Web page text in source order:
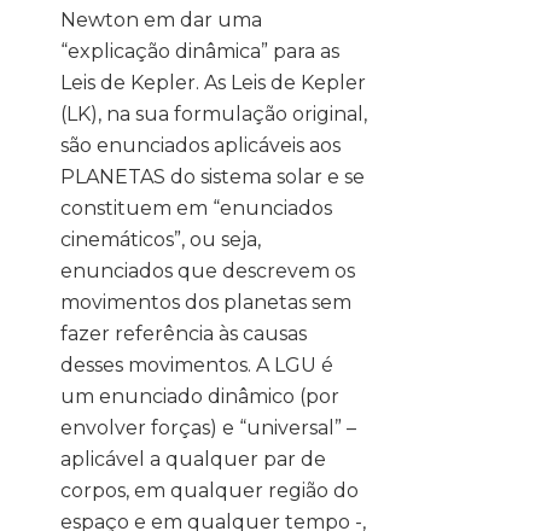
Newton em dar uma
“explicação dinâmica” para as
Leis de Kepler. As Leis de Kepler
(LK), na sua formulação original,
são enunciados aplicáveis aos
PLANETAS do sistema solar e se
constituem em “enunciados
cinemáticos”, ou seja,
enunciados que descrevem os
movimentos dos planetas sem
fazer referência às causas
desses movimentos. A LGU é
um enunciado dinâmico (por
envolver forças) e “universal” –
aplicável a qualquer par de
corpos, em qualquer região do
espaço e em qualquer tempo -,